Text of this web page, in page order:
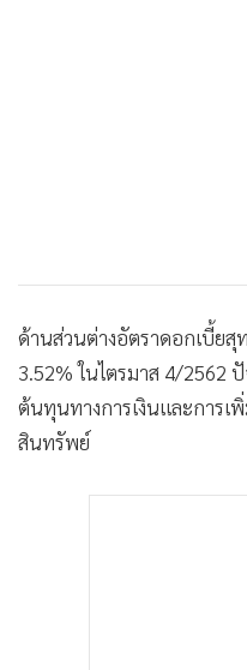
ด้านส่วนต่างอัตราดอกเบี้ยสุ
3.52% ในไตรมาส 4/2562
ต้นทุนทางการเงินและการ
สินทรัพย์